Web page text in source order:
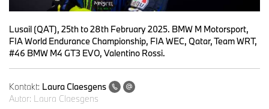
Lusail (QAT), 25th to 28th February 2025. BMW M Motorsport,
FIA World Endurance Championship, FIA WEC, Qatar, Team WRT,
#46 BMW M4 GT3 EVO, Valentino Rossi.
Kontakt: Laura Claesgens
Autor: Laura Claesgens